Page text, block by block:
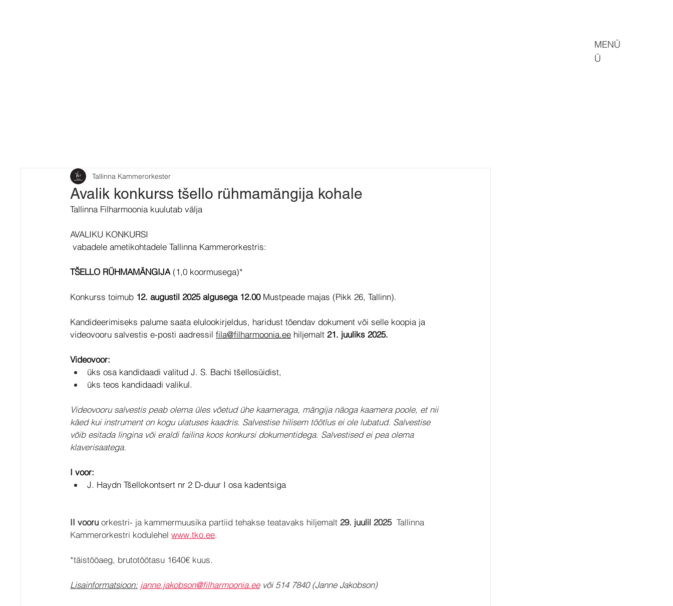
MENÜ
Ü
Avalik konkurss tšello rühmamängija kohale
Tallinna Kammerorkester
Tallinna Filharmoonia kuulutab välja
AVALIKU KONKURSI
vabadele ametikohtadele Tallinna Kammerorkestris:
TŠELLO RÜHMAMÄNGIJA (1,0 koormusega)*
Konkurss toimub 12. augustil 2025 algusega 12.00 Mustpeade majas (Pikk 26, Tallinn).
Kandideerimiseks palume saata elulookirjeldus, haridust tõendav dokument või selle koopia ja
videovooru salvestis e-posti aadressil fila@filharmoonia.ee hiljemalt 21. juuliks 2025.
Videovoor:
üks osa kandidaadi valitud J. S. Bachi tšellosüidist,
üks teos kandidaadi valikul.
Videovooru salvestis peab olema üles võetud ühe kaameraga, mängija näoga kaamera poole, et nii
käed kui instrument on kogu ulatuses kaadris. Salvestise hilisem töötlus ei ole lubatud. Salvestise
võib esitada lingina või eraldi failina koos konkursi dokumentidega. Salvestised ei pea olema
klaverisaatega.
I voor:
J. Haydn Tšellokontsert nr 2 D-duur I osa kadentsiga
II vooru orkestri- ja kammermuusika partiid tehakse teatavaks hiljemalt 29. juulil 2025 Tallinna
Kammerorkestri kodulehel www.tko.ee.
*täistööaeg, brutotöötasu 1640€ kuus.
Lisainformatsioon: janne.jakobson@filharmoonia.ee või 514 7840 (Janne Jakobson)